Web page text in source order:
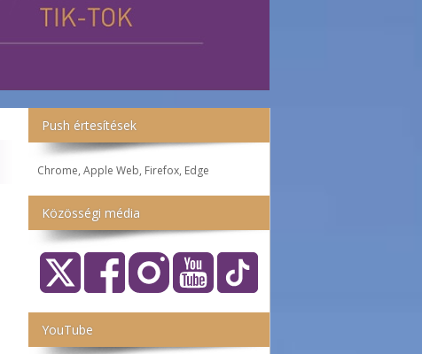
Push értesítések
Chrome, Apple Web, Firefox, Edge
Közösségi média
YouTube